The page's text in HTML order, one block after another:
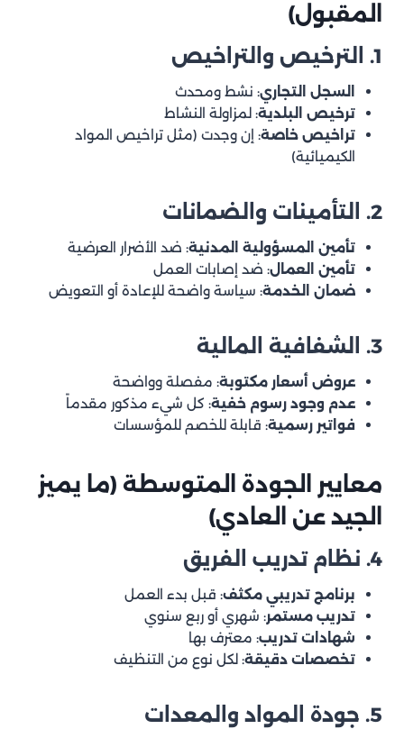
المقبول)
1. الترخيص والتراخيص
السجل التجاري: نشط ومحدث
ترخيص البلدية: لمزاولة النشاط
تراخيص خاصة: إن وجدت (مثل تراخيص المواد
الكيميائية)
2. التأمينات والضمانات
تأمين المسؤولية المدنية: ضد الأضرار العرضية
تأمين العمال: ضد إصابات العمل
ضمان الخدمة: سياسة واضحة للإعادة أو التعويض
3. الشفافية المالية
عروض أسعار مكتوبة: مفصلة وواضحة
عدم وجود رسوم خفية: كل شيء مذكور مقدماً
فواتير رسمية: قابلة للخصم للمؤسسات
معايير الجودة المتوسطة (ما يميز
الجيد عن العادي)
4. نظام تدريب الفريق
برنامج تدريبي مكثف: قبل بدء العمل
تدريب مستمر: شهري أو ربع سنوي
شهادات تدريب: معترف بها
تخصصات دقيقة: لكل نوع من التنظيف
5. جودة المواد والمعدات